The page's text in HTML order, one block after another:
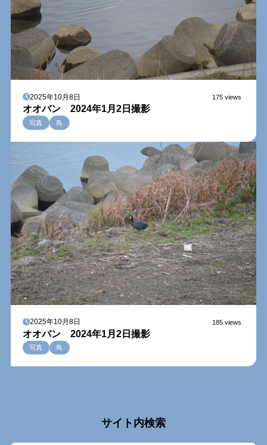
2025年10月8日 175 views
オオバン 2024年1月2日撮影
写真 鳥
2025年10月8日 185 views
オオバン 2024年1月2日撮影
写真 鳥
サイト内検索